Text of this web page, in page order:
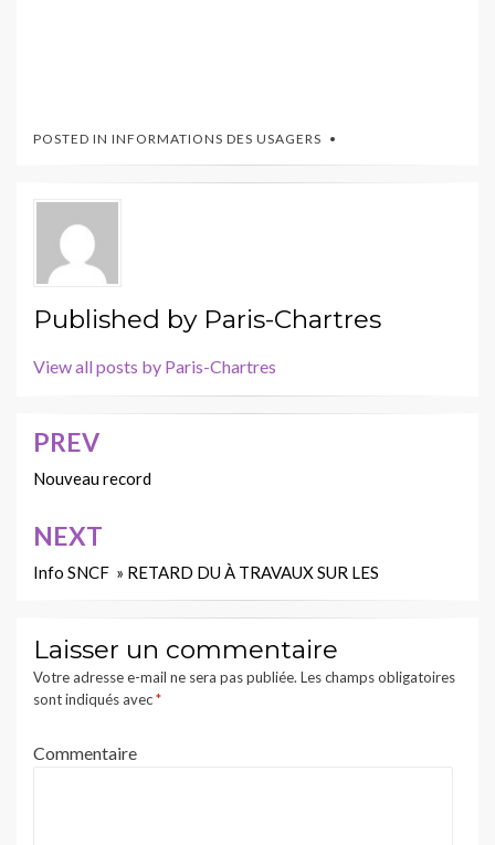
POSTED IN INFORMATIONS DES USAGERS
Published by Paris-Chartres
View all posts by Paris-Chartres
Navigation
de
l’article
PREV
Nouveau record
NEXT
Info SNCF » RETARD DU À TRAVAUX SUR LES
Laisser un commentaire
Votre adresse e-mail ne sera pas publiée. Les champs obligatoires
sont indiqués avec*
Commentaire